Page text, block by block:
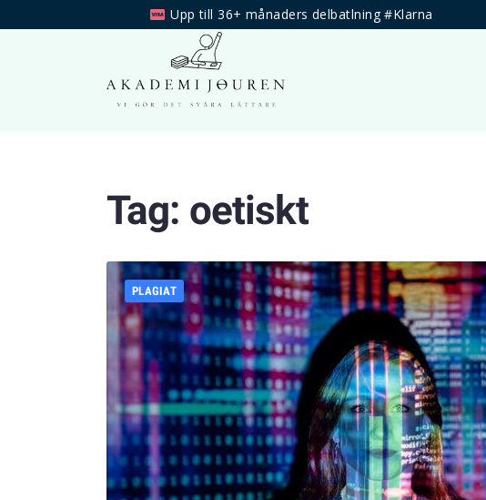
Upp till 36+ månaders delbatlning #Klarna
Tag: oetiskt
PLAGIAT